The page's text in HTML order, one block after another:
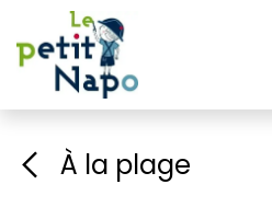
Se rendre au contenu
À la plage